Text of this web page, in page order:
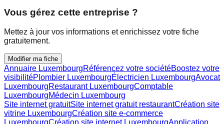
Vous gérez cette entreprise ?
Mettez à jour vos informations et enrichissez votre fiche
gratuitement.
Modifier ma fiche
Annuaire LuxembourgRéférencez votre sociétéBoostez votre
visibilitéPlombier LuxembourgÉlectricien LuxembourgAvocat
LuxembourgRestaurant LuxembourgComptable
LuxembourgMédecin Luxembourg
Site internet gratuitSite internet gratuit restaurantCréation site
vitrine LuxembourgCréation site e-commerce
LuxembourgCréation site internet LuxembourgApplication